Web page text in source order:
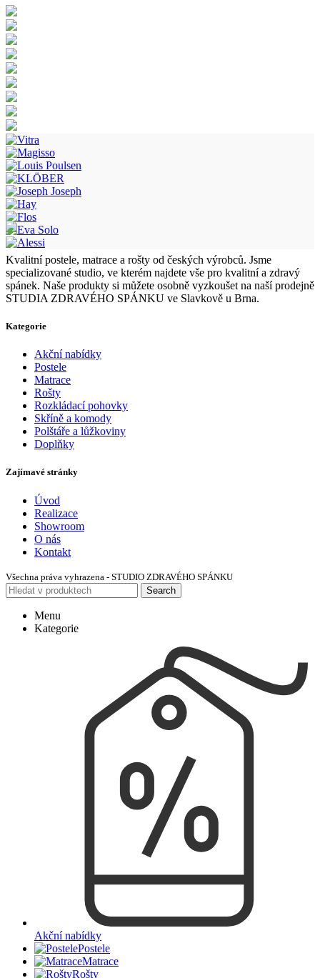
Kvalitní postele, matrace a rošty od českých výrobců. Jsme
specializované studio, ve kterém najdete vše pro kvalitní a zdravý
spánek. Naše produkty si můžete osobně vyzkoušet na naší prodejně
STUDIA ZDRAVÉHO SPÁNKU ve Slavkově u Brna.
Kategorie
Akční nabídky
Postele
Matrace
Rošty
Rozkládací pohovky
Skříně a komody
Polštáře a lůžkoviny
Doplňky
Zajímavé stránky
Úvod
Realizace
Showroom
O nás
Kontakt
Všechna práva vyhrazena - STUDIO ZDRAVÉHO SPÁNKU
Search
Menu
Kategorie
Akční nabídky
Postele
Matrace
Rošty